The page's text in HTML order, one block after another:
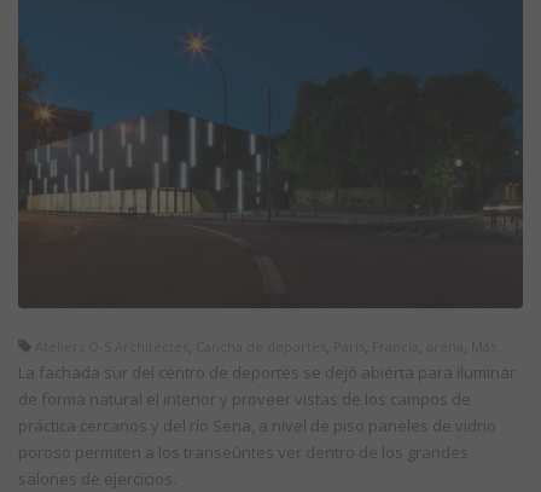
Ateliers O-S Architectes, Cancha de deportes, París, Francia, arena, Más...
La fachada sur del centro de deportes se dejó abierta para iluminar
de forma natural el interior y proveer vistas de los campos de
práctica cercanos y del río Sena, a nivel de piso paneles de vidrio
poroso permiten a los transeúntes ver dentro de los grandes
salones de ejercicios.